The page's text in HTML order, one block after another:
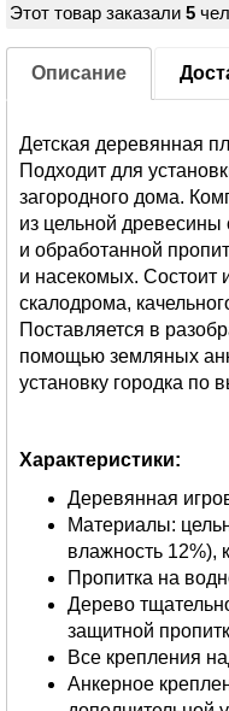
Этот товар заказали 5
Описание
Детская деревянная
Подходит для
загородного дома.
из цельной
и обработанной
и насекомых. Состоит
скалодрома,
Поставляется в
помощью земляных
установку городка по
Характеристики:
Деревянная
Материалы:
влажность 12%),
Пропитка на
Дерево
защитной
Все крепления
Анкерное